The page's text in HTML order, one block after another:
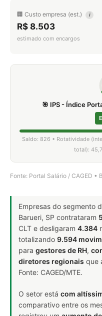
🏢 Custo empresa (est.) i
R$ 8.503
estimado com encargos
🎯 IPS - Índice
Saldo: 826 • Rotatividade
total):
Fonte: Portal Salário / CAGED
Empresas do segmento
Barueri, SP contrataram
CLT e desligaram 4.384
totalizando 9.594
para gestores de RH,
diretores regionais que
Fonte: CAGED/MTE.
O setor está com
comparativo entre os